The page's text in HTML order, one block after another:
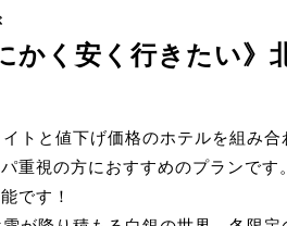
かく安く行きたい》
トと値下げ価格のホテルを組み
重視の方におすすめのプランで
です！